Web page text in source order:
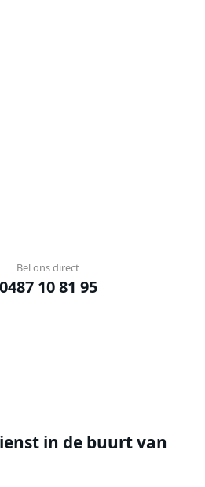
Bel ons direct
10 81 95
in de buurt van